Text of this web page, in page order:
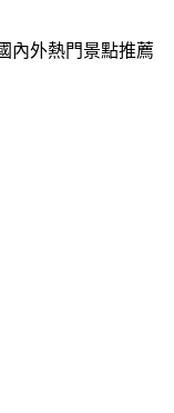
內外熱門景點推薦